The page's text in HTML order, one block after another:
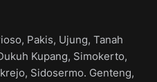
Pakis, Ujung, Tanah
Kupang, Simokerto,
Sidosermo. Genteng,